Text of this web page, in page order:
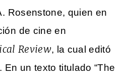
Rosenstone, quien en
de cine en
Review, la cual editó
un texto titulado “The